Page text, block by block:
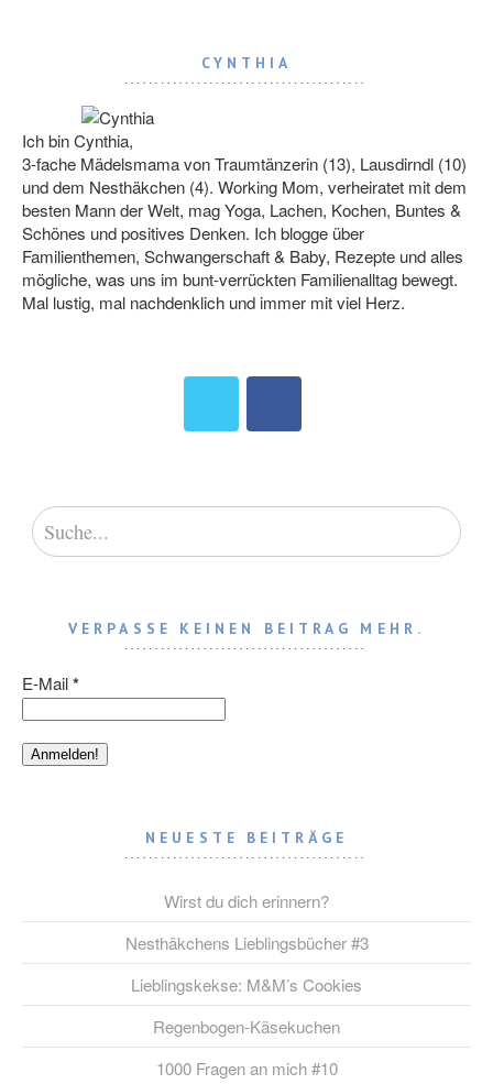
CYNTHIA
Ich bin Cynthia,
3-fache Mädelsmama von Traumtänzerin (13), Lausdirndl (10)
und dem Nesthäkchen (4). Working Mom, verheiratet mit dem
besten Mann der Welt, mag Yoga, Lachen, Kochen, Buntes &
Schönes und positives Denken. Ich blogge über
Familienthemen, Schwangerschaft & Baby, Rezepte und alles
mögliche, was uns im bunt-verrückten Familienalltag bewegt.
Mal lustig, mal nachdenklich und immer mit viel Herz.
VERPASSE KEINEN BEITRAG MEHR.
E-Mail*
NEUESTE BEITRÄGE
Wirst du dich erinnern?
Nesthäkchens Lieblingsbücher #3
Lieblingskekse: M&M’s Cookies
Regenbogen-Käsekuchen
1000 Fragen an mich #10